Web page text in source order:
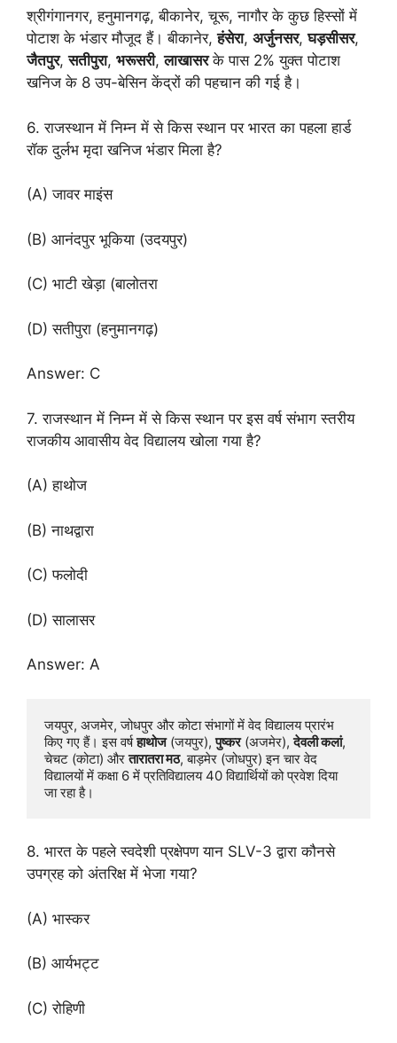
श्रीगंगानगर, हनुमानगढ़, बीकानेर, चूरू, नागौर के कुछ हिस्सों में
पोटाश के भंडार मौजूद हैं। बीकानेर,हंसेरा, अर्जुनसर,घड़सीसर,
जैतपुर,सतीपुरा, भरूसरी,लाखासरके पास 2% युक्त पोटाश
खनिज के 8 उप-बेसिन केंद्रों की पहचान की गई है।
6. राजस्थान में निम्न में से किस स्थान पर भारत का पहला हार्ड
रॉक दुर्लभ मृदा खनिज भंडार मिला है?
(A) जावर माइंस
(B) आनंदपुर भूकिया (उदयपुर)
(C) भाटी खेड़ा (बालोतरा
(D) सतीपुरा (हनुमानगढ़)
Answer: C
7. राजस्थान में निम्न में से किस स्थान पर इस वर्ष संभाग स्तरीय
राजकीय आवासीय वेद विद्यालय खोला गया है?
(A) हाथोज
(B) नाथद्वारा
(C) फलोदी
(D) सालासर
Answer: A
जयपुर, अजमेर, जोधपुर और कोटा संभागों में वेद विद्यालय प्रारंभ
किए गए हैं। इस वर्ष हाथोज (जयपुर), पुष्कर (अजमेर), देवली कलां,
चेचट (कोटा) और तारातरा मठ, बाड़मेर (जोधपुर) इन चार वेद
विद्यालयों में कक्षा 6 में प्रतिविद्यालय 40 विद्यार्थियों को प्रवेश दिया
जा रहा है।
8. भारत के पहले स्वदेशी प्रक्षेपण यान SLV-3 द्वारा कौनसे
उपग्रह को अंतरिक्ष में भेजा गया?
(A) भास्कर
(B) आर्यभट्ट
(C) रोहिणी